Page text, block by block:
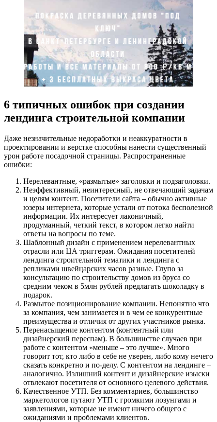
6 типичных ошибок при создании
лендинга строительной компании
Даже незначительные недоработки и неаккуратности в
проектировании и верстке способны нанести существенный
урон работе посадочной страницы. Распространенные
ошибки:
Нерелевантные, «размытые» заголовки и подзаголовки.
Неэффективный, неинтересный, не отвечающий задачам
и целям контент. Посетители сайта – обычно активные
юзеры интернета, которые устали от потока бесполезной
информации. Их интересует лаконичный,
продуманный, четкий текст, в котором легко найти
ответы на вопросы по теме.
Шаблонный дизайн с применением нерелевантных
отрасли или ЦА триггерам. Ожидания посетителей
лендинга строительной тематики и лендинга с
репликами швейцарских часов разные. Глупо за
консультацию по строительству домов из бруса со
средним чеком в 5млн рублей предлагать шоколадку в
подарок.
Размытое позиционирование компании. Непонятно что
за компания, чем занимается и в чем ее конкурентные
преимущества и отличия от других участников рынка.
Перенасыщение контентом (контентный или
дизайнерский переспам). В большинстве случаев при
работе с контентом «меньше – это лучше». Много
говорит тот, кто либо в себе не уверен, либо кому нечего
сказать конкретно и по-делу. С контентом на лендинге –
аналогично. Излишний контент и дизайнерские изыски
отвлекают посетителя от основного целевого действия.
Качественное УТП. Без комментариев, большинство
маркетологов путают УТП с громкими лозунгами и
заявлениями, которые не имеют ничего общего с
ожиданиями и проблемами клиентов.